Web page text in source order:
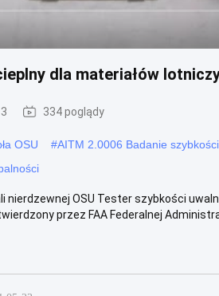
dla materiałów
334 poglądy
OSU #AITM 2.0006 Badanie
nierdzewnej OSU Tester szybkości
przez FAA Federalnej